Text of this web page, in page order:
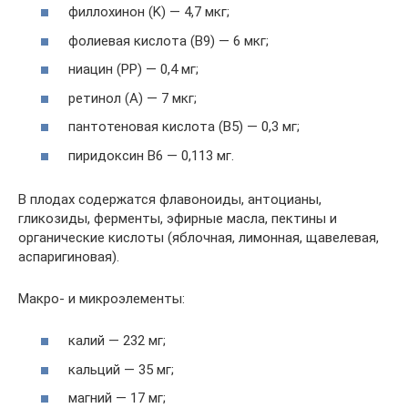
филлохинон (K) — 4,7 мкг;
фолиевая кислота (В9) — 6 мкг;
ниацин (PP) — 0,4 мг;
ретинол (A) — 7 мкг;
пантотеновая кислота (B5) — 0,3 мг;
пиридоксин B6 — 0,113 мг.
В плодах содержатся флавоноиды, антоцианы,
гликозиды, ферменты, эфирные масла, пектины и
органические кислоты (яблочная, лимонная, щавелевая,
аспаригиновая).
Макро- и микроэлементы:
калий — 232 мг;
кальций — 35 мг;
магний — 17 мг;